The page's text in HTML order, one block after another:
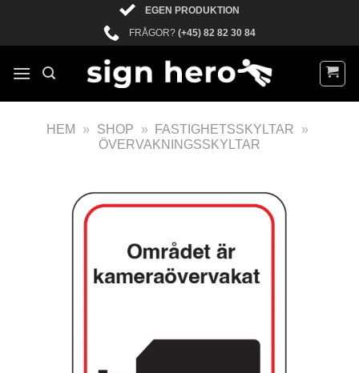
EGEN PRODUKTION
FRÅGOR? (+45) 82 82 30 84
HEM » SHOP » FASTIGHETSSKYLTAR
»
ÖVERVAKNINGSSKYLTAR